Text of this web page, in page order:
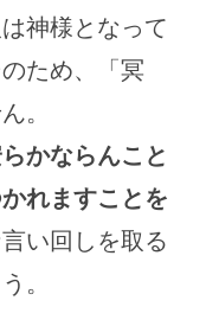
神様となって
ため、「冥
。
らかならんこと
れますことを
い回しを取る
。